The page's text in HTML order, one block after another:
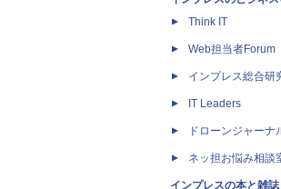
Think IT
Web担当者Forum
インプレス総合研
IT Leaders
ドローンジャーナ
ネッ担お悩み相談
インプレスの本と雑誌